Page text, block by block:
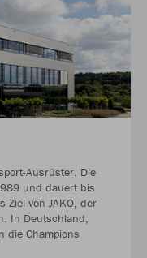
Ausrüster. Die
und dauert bis
Ziel von JAKO, der
In Deutschland,
die Champions